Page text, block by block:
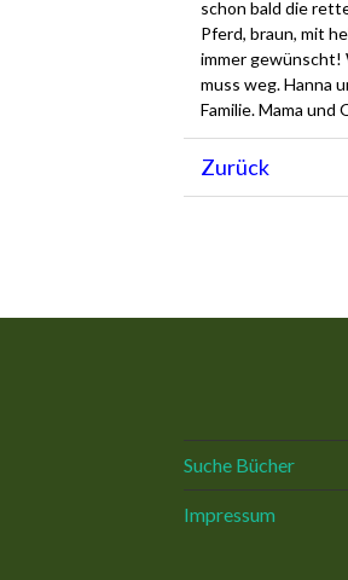
schon bald die
Pferd, braun, mit
immer gewünscht!
muss weg. Hanna
Familie. Mama und
Zurück
Suche Bücher
Impressum